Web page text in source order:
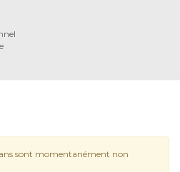
sont momentanément non